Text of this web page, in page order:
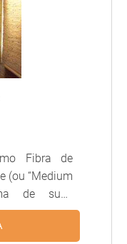
Fibra de
(ou “Medium
de suas
uniformidade
vez que o